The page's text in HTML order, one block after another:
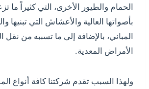
الحمام والطيور الأخرى، التي كثيراً ما
بأصواتها العالية والأعشاش التي تبنيها
المباني، بالإضافة إلى ما تسببه من نقل
الأمراض المعدية.
ولهذا السبب تقدم شركتنا كافة أنواع